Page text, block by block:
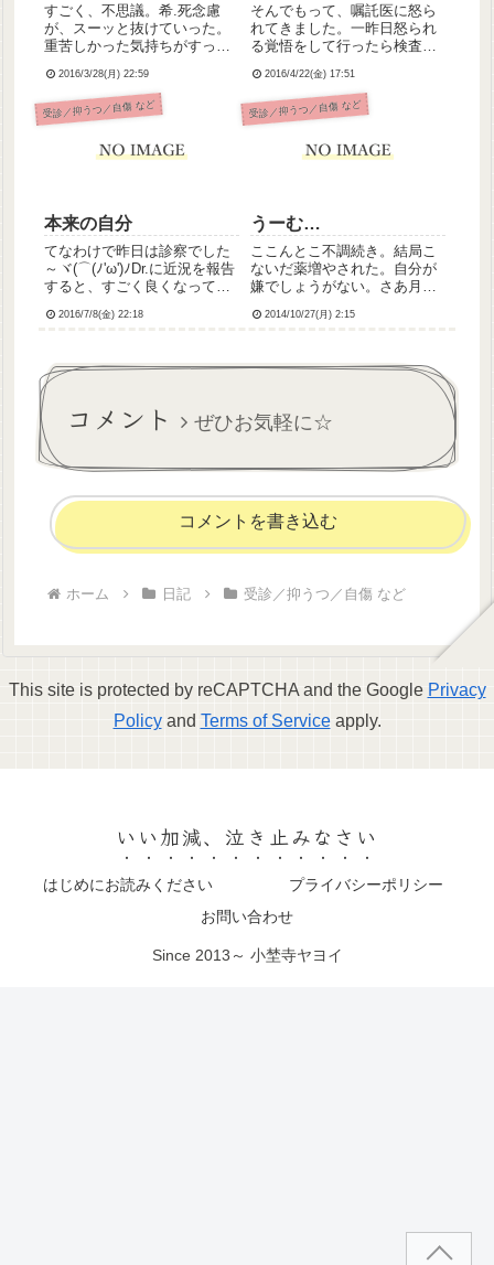
すごく、不思議。希.死念慮
が、スーッと抜けていった。
重苦しかった気持ちがすっか
なんだろう、本当に不思議。
事細かに遺.書を書き、あとは
服毒するだけだった。ホーム
した除草剤を購入し、帰宅す
2016/3/28(月) 22:59
そんでもって、嘱託医に怒ら
れてきました。一昨日怒られ
る覚悟をして行ったら検査の
られに行ってきました( ´тωт` )
検査の検査、ピロリ菌は陰性
に。検査のために弱めのもの
ょっと強めに変えられ...
2016/4/22(金) 17:51
受診／抑うつ／自傷 など
本来の自分
てなわけで昨日は診察でした
～ヾ(⌒(ﾉ'ω')ﾉDr.に近況を報告
すると、すごく良くなってる
女の姿なんだよって。薬減ら
まで隔週だった診察を次回か
らは月一にするとの...
2016/7/8(金) 22:18
受診／抑うつ／自傷 など
うーむ…
ここんとこ不調続き。結局こ
ないだ薬増やされた。自分が
嫌でしょうがない。さあ月曜
週は土曜日も出勤。5日と半
2014/10/27(月) 2:15
コメント ぜひお気軽に☆
コメントを書き込む
ホーム 日記 受診／抑うつ／自傷 など
This site is protected by reCAPTCHA and the Google Privacy
Policyand Terms of Serviceapply.
いい加減、泣き止みなさい
はじめにお読みください
プライバシーポリシー
お問い合わせ
Since 2013～ 小埜寺ヤヨイ